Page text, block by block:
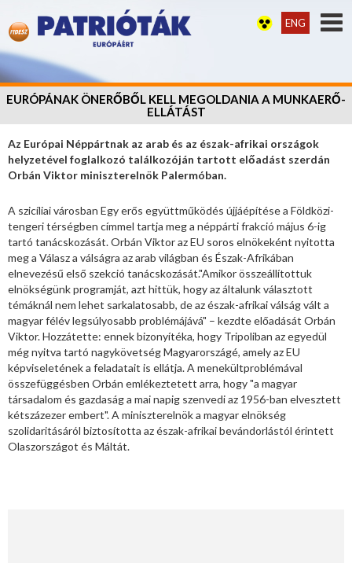
ENG
EURÓPÁNAK ÖNERŐBŐL KELL MEGOLDANIA A MUNKAERŐ-
ELLÁTÁST
Az Európai Néppártnak az arab és az észak-afrikai országok
helyzetével foglalkozó találkozóján tartott előadást szerdán
Orbán Viktor miniszterelnök Palermóban.
A szicíliai városban Egy erős együttműködés újjáépítése a Földközi-
tengeri térségben címmel tartja meg a néppárti frakció május 6-ig
tartó tanácskozását. Orbán Viktor az EU soros elnökeként nyitotta
meg a Válasz a válságra az arab világban és Észak-Afrikában
elnevezésű első szekció tanácskozását."Amikor összeállítottuk
elnökségünk programját, azt hittük, hogy az általunk választott
témáknál nem lehet sarkalatosabb, de az észak-afrikai válság vált a
magyar félév legsúlyosabb problémájává" – kezdte előadását Orbán
Viktor. Hozzátette: ennek bizonyítéka, hogy Tripoliban az egyedül
még nyitva tartó nagykövetség Magyarországé, amely az EU
képviseletének a feladatait is ellátja. A menekültproblémával
összefüggésben Orbán emlékeztetett arra, hogy "a magyar
társadalom és gazdaság a mai napig szenvedi az 1956-ban elvesztett
kétszázezer embert". A miniszterelnök a magyar elnökség
szolidaritásáról biztosította az észak-afrikai bevándorlástól érintett
Olaszországot és Máltát.